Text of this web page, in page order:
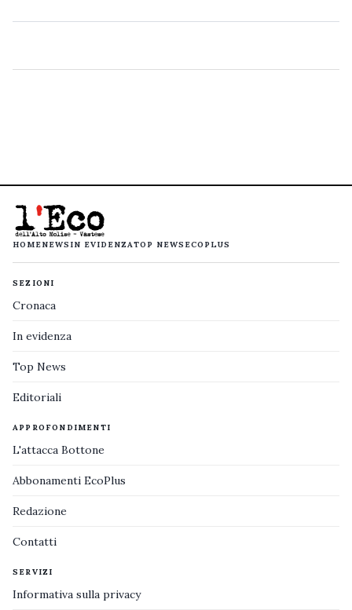
HOMENEWS IN EVIDENZATOP NEWS ECOPLUS
SEZIONI
Cronaca
In evidenza
Top News
Editoriali
APPROFONDIMENTI
L'attacca Bottone
Abbonamenti EcoPlus
Redazione
Contatti
SERVIZI
Informativa sulla privacy